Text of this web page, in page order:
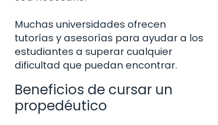
Muchas universidades ofrecen
tutorías y asesorías para ayudar a los
estudiantes a superar cualquier
dificultad que puedan encontrar.
Beneficios de cursar un
propedéutico